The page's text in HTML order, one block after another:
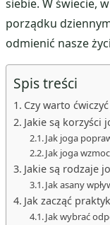
siebie. W świecie,
porządku
odmienić nasze
Spis treści
Czy warto
Jakie są korzyści
Jak joga
Jak joga
Jakie są rodzaje
Jak asany
Jak zacząć
Jak wybrać